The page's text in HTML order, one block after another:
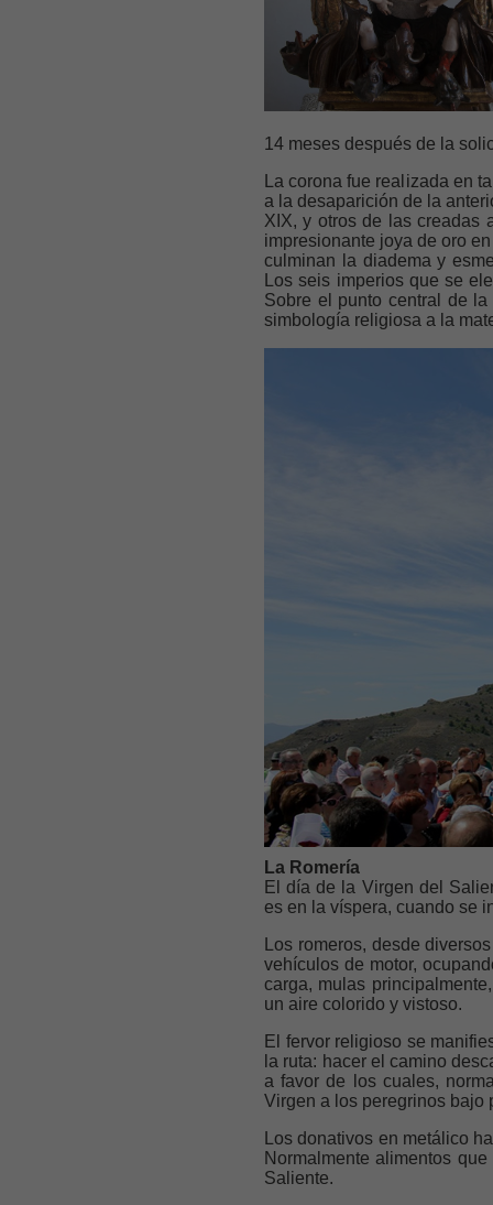
14 meses después de la
La corona fue realizada en
a la desaparición de la
XIX, y otros de las creadas
impresionante joya de oro
culminan la diadema y
Los seis imperios que se
Sobre el punto central de
simbología religiosa a la
La Romería
El día de la Virgen del
es en la víspera, cuando se
Los romeros, desde
vehículos de motor,
carga, mulas
un aire colorido y vistoso.
El fervor religioso se
la ruta: hacer el camino
a favor de los cuales,
Virgen a los peregrinos bajo
Los donativos en metálico
Normalmente alimentos que
Saliente.